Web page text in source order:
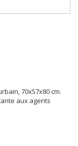
70x57x80 cm.
aux agents